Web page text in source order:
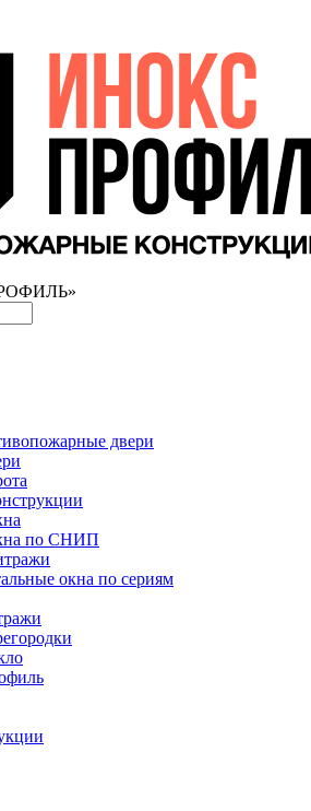
двери
по СНИП
окна по сериям